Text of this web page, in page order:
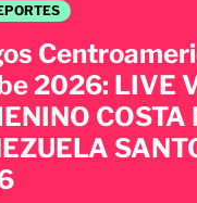
2026: LIVE
COSTA